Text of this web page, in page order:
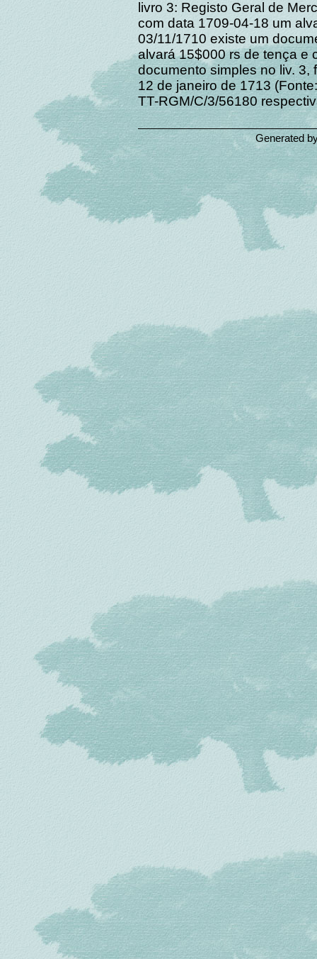
livro 3: Registo Geral de
com data 1709-04-18 um
03/11/1710 existe um
alvará 15$000 rs de tença e
documento simples no liv. 3,
12 de janeiro de 1713
TT-RGM/C/3/56180
Generated